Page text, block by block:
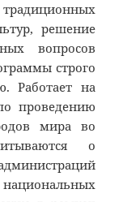
решение
вопросов
строго
Работает на
проведению
мира во
о